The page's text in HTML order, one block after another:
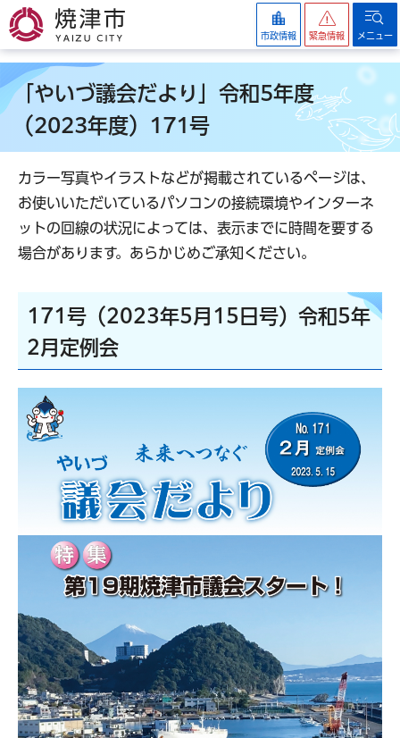
焼津市
市政情報 緊急情報 メニュー
「やいづ議会だより」令和5年度
（2023年度）171号
カラー写真やイラストなどが掲載されているページは、
お使いいただいているパソコンの接続環境やインターネ
ットの回線の状況によっては、表示までに時間を要する
場合があります。あらかじめご承知ください。
171号（2023年5月15日号）令和5年
2月定例会